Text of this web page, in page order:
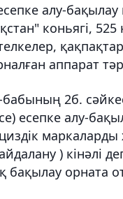
алу-
коньягі,
аппарат
2б.
есепке алу-
маркаларды
) кінәлі
бақылау орната